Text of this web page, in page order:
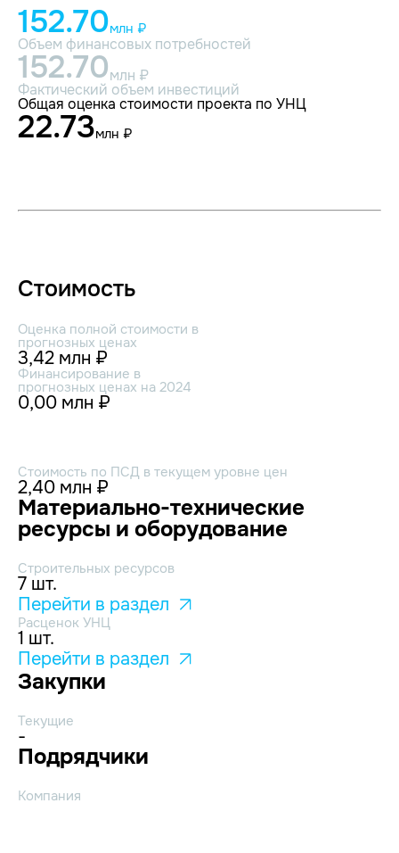
152.70млн ₽
Объем финансовых потребностей
152.70млн ₽
Фактический объем инвестиций
Общая оценка стоимости проекта по УНЦ
22.73млн ₽
Стоимость
Оценка полной стоимости в
прогнозных ценах
3,42 млн ₽
Финансирование в
прогнозных ценах на 2024
0,00 млн ₽
Стоимость по ПСД в текущем уровне цен
2,40 млн ₽
Материально-технические
ресурсы и оборудование
Строительных ресурсов
7 шт.
Перейти в раздел
Расценок УНЦ
1 шт.
Перейти в раздел
Закупки
Текущие
-
Подрядчики
Компания